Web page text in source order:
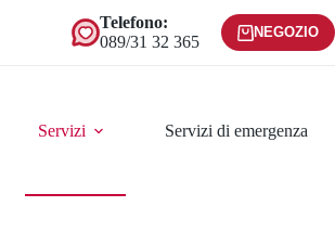
Telefono:
089/31 32 365
NEGOZIO
Servizi Servizi di emergenza